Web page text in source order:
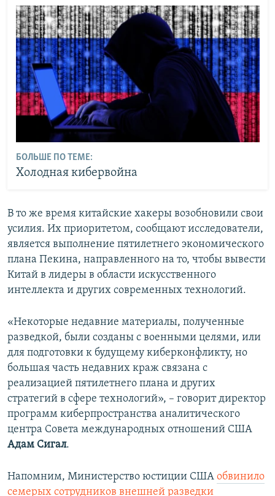
БОЛЬШЕ ПО ТЕМЕ:
Холодная кибервойна
В то же время китайские хакеры возобновили свои
усилия. Их приоритетом, сообщают исследователи,
является выполнение пятилетнего экономического
плана Пекина, направленного на то, чтобы вывести
Китай в лидеры в области искусственного
интеллекта и других современных технологий.
«Некоторые недавние материалы, полученные
разведкой, были созданы с военными целями, или
для подготовки к будущему киберконфликту, но
большая часть недавних краж связана с
реализацией пятилетнего плана и других
стратегий в сфере технологий», – говорит директор
программ киберпространства аналитического
центра Совета международных отношений США
Адам Сигал.
Напомним, Министерство юстиции США обвинило
семерых сотрудников внешней разведки